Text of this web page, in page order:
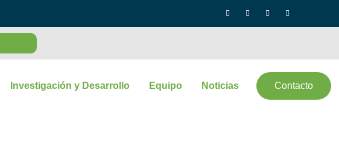
Investigación y Desarrollo Equipo Noticias Contacto